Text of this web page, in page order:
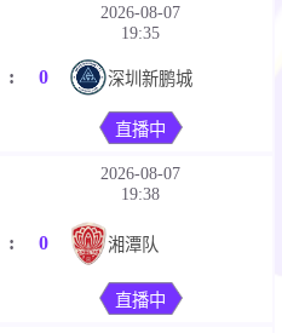
2026-08-07
19:35
: 0 深圳新鹏城
直播中
2026-08-07
19:38
: 0 湘潭队
直播中